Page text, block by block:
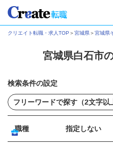
クリエイト転職・求人TOP ＞宮城県＞宮城県
宮城県白石市
検索条件の設定
職種 指定しない